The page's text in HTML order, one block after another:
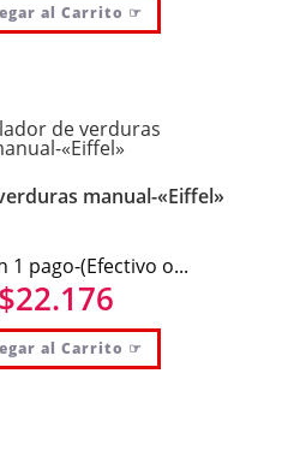
al Carrito ☞
manual-«Eiffel»
1 pago-(Efectivo o...
$22.176
al Carrito ☞